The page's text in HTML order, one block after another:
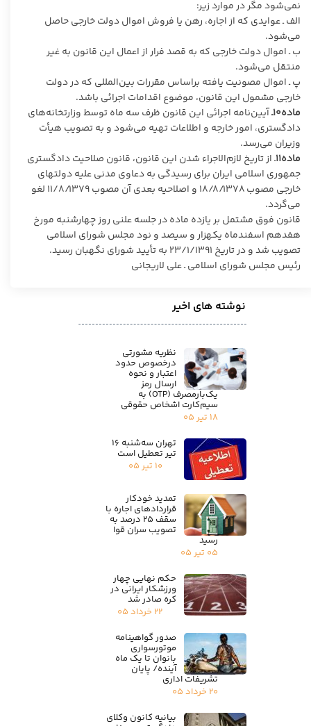
نمی‌شود مگر در موارد زیر:
الف ـ عوایدی که از اجاره، رهن یا فروش اموال دولت خارجی حاصل
می‌شود.
ب ـ اموال دولت خارجی که به قصد فرار از اعمال این قانون به غیر
منتقل می‌شود.
پ ـ اموال مصونیت یافته براساس مقررات بین‌المللی که در دولت
خارجی مشمول این قانون، موضوع اقدامات اجرائی باشد.
ماده۱۰ـ
آیین‌نامه اجرائی این قانون ظرف سه ماه توسط وزارتخانه‌های
دادگستری، امور خارجه و اطلاعات تهیه می‌شود و به تصویب هیأت
وزیران می‌رسد.
ماده۱۱ ـ از تاریخ لازم‌الاجراء شدن این قانون، قانون صلاحیت دادگستری
جمهوری اسلامی ایران برای رسیدگی به دعاوی مدنی علیه دولتهای
خارجی مصوب ۱۸/۸/۱۳۷۸ و اصلاحیه بعدی آن مصوب ۱۱/۸/۱۳۷۹ لغو
می‌گردد.
قانون فوق مشتمل بر یازده ماده در جلسه علنی روز چهارشنبه مورخ
هفدهم اسفندماه یکهزار و سیصد و نود مجلس شورای اسلامی
تصویب شد و در تاریخ ۲۳/۱/۱۳۹۱ به تأیید شورای نگهبان رسید.
رئیس مجلس شورای اسلامی ـ علی لاریجانی
نوشته های اخیر
نظریه مشورتی
درخصوص حدود
اعتبار و نحوه
ارسال رمز
یک‌بارمصرف (OTP) به
سیم‌کارت اشخاص حقوقی
۱۸ تیر ۰۵
تهران سه‌شنبه ۱۶
تیر تعطیل است
۱۰ تیر ۰۵
تمدید خودکار
قراردادهای اجاره با
سقف ۲۵ درصد به
تصویب سران قوا
رسید
۰۵ تیر ۰۵
حکم نهایی چهار
ورزشکار ایرانی در
کره صادر شد
۲۲ خرداد ۰۵
صدور گواهینامه
موتورسواری
بانوان تا یک ماه
آینده/ پایان
تشریفات اداری
۲۰ خرداد ۰۵
بیانیه کانون وکلای